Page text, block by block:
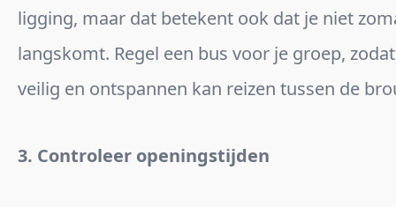
ligging, maar dat betekent ook dat je niet
langskomt. Regel een bus voor je groep,
veilig en ontspannen kan reizen tussen de
3. Controleer openingstijden